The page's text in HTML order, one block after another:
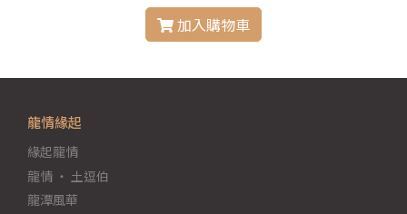
加入購物車
龍情緣起
緣起龍情
龍情 ‧ 土逗伯
龍潭風華